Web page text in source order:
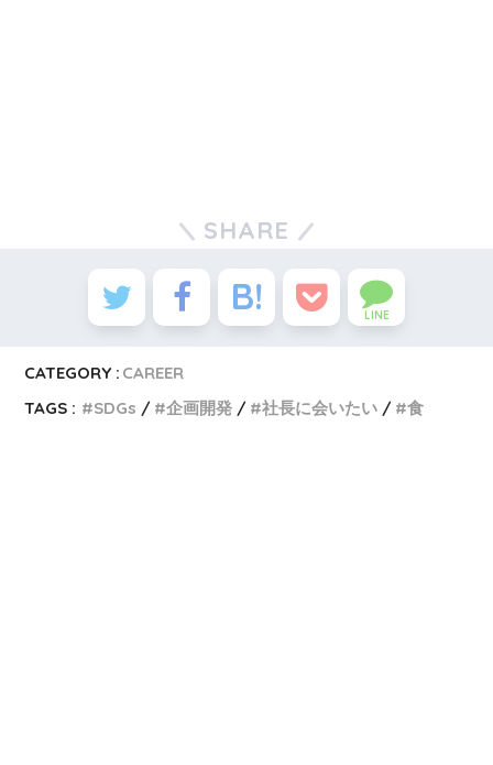
SHARE
LINE
CATEGORY : CAREER
TAGS :
SDGs 企画開発 社長に会いたい 食